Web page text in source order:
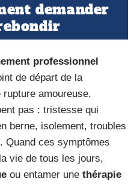
demander
professionnel
de départ de la
rupture amoureuse.
pas : tristesse qui
berne, isolement, troubles
Quand ces symptômes
vie de tous les jours,
ou entamer une thérapie